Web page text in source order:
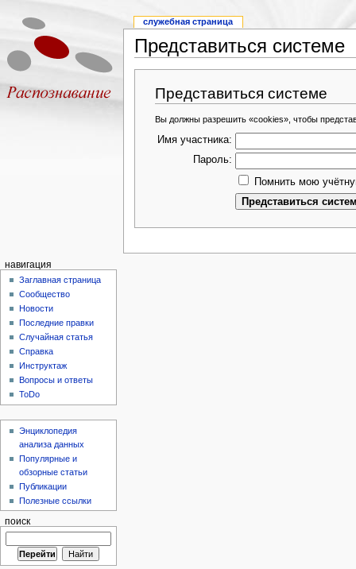
Представиться системе
Представиться системе
Вы должны разрешить «cookies», чтобы
Имя участника:
Пароль:
Помнить мою
служебная страница
навигация
Заглавная страница
Сообщество
Новости
Последние правки
Случайная статья
Справка
Инструктаж
Вопросы и ответы
ToDo
Энциклопедия
анализа данных
Популярные и
обзорные статьи
Публикации
Полезные ссылки
поиск